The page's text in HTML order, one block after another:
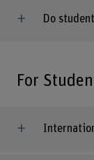
Do
For